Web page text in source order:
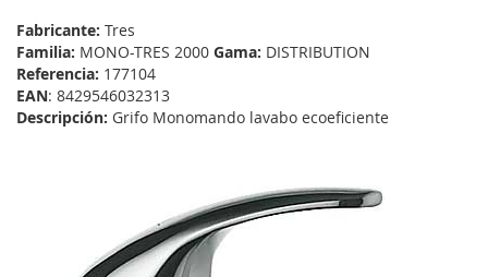
Fabricante: Tres
Familia: MONO-TRES 2000 Gama: DISTRIBUTION
Referencia: 177104
EAN: 8429546032313
Descripción: Grifo Monomando lavabo ecoeficiente